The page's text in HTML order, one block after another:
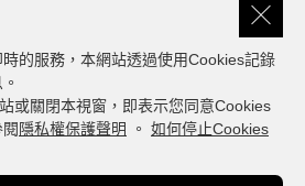
0809-000-550
新版本 Chrome、Firefox、
、Edge
的服務，本網站透過使用Cookies記錄
或關閉本視窗，即表示您同意Cookies
隱私權保護聲明 。 如何停止Cookies